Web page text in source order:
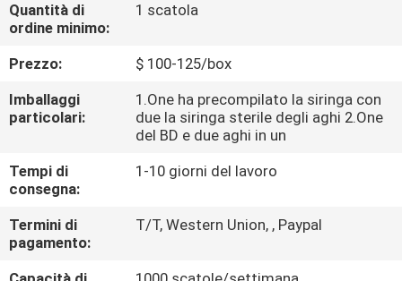
CONTROLLO
DELLA
QUALITÀ
CASI
Quantità di
ordine minimo:
1 scatola
Prezzo:
$ 100-125/box
Imballaggi
particolari:
1.One ha precompilato la siringa con
due la siringa sterile degli aghi 2.One
del BD e due aghi in un
Tempi di
consegna:
1-10 giorni del lavoro
Termini di
pagamento:
T/T, Western Union, , Paypal